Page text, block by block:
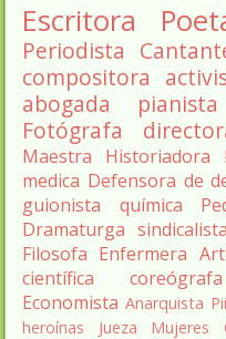
Escritora
Periodista
compositora
abogada
pianista
Fotógrafa
Maestra
Historiadora
medica Defensora de
guionista
química
Dramaturga sindicalista
Filosofa Enfermera
científica
coreógrafa
Economista Anarquista
heroínas
Jueza Mujeres